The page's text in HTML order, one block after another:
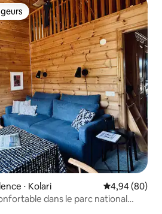
les plus appréciés
⋅ Kolari Évaluation
4,94 (80)
dans le parc national